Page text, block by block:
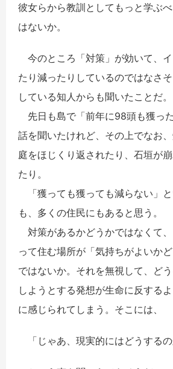
彼女らから教訓としてもっと学ぶ
はないか。
今のところ「対策」が効いて、イ
たり減ったりしているのではなさ
している知人からも聞いたことだ。
先日も島で「前年に98頭も獲っ
話を聞いたけれど、その上でなお、
庭をほじくり返されたり、石垣が
たり。
「獲っても獲っても減らない」
も、多くの住民にもあると思う。
対策があるかどうかではなくて
って住む場所が「気持ちがよいか
ではないか。それを無視して、ど
しようとする発想が生命に反する
に感じられてしまう。そこには、
「じゃあ、現実的にはどうするの